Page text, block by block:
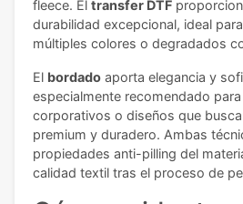
fleece. El transfer DTF
durabilidad excepcional, ideal
múltiples colores o degradados
El bordado aporta elegancia y
especialmente recomendado
corporativos o diseños que
premium y duradero. Ambas
propiedades anti-pilling del
calidad textil tras el proceso de